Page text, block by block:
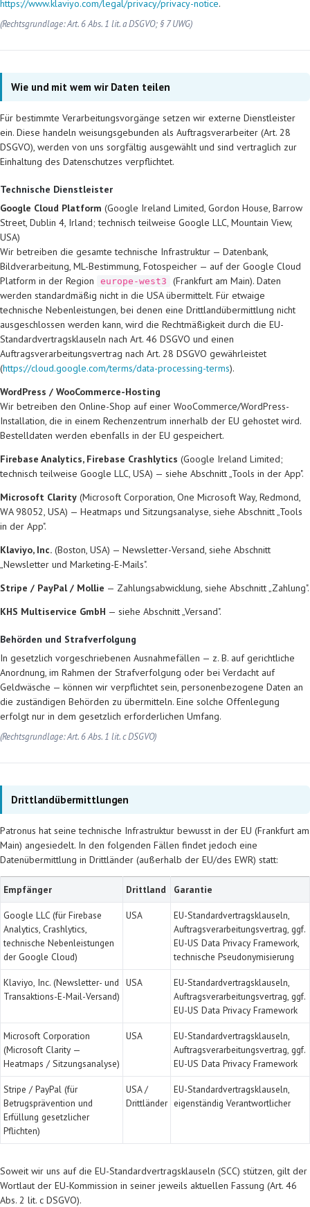
https://www.klaviyo.com/legal/privacy/privacy-notice.
(Rechtsgrundlage: Art. 6 Abs. 1 lit. a DSGVO; § 7 UWG)
Wie und mit wem wir Daten teilen
Für bestimmte Verarbeitungsvorgänge setzen wir externe Dienstleister
ein. Diese handeln weisungsgebunden als Auftragsverarbeiter (Art. 28
DSGVO), werden von uns sorgfältig ausgewählt und sind vertraglich zur
Einhaltung des Datenschutzes verpflichtet.
Technische Dienstleister
Google Cloud Platform (Google Ireland Limited, Gordon House, Barrow
Street, Dublin 4, Irland; technisch teilweise Google LLC, Mountain View,
USA)
Wir betreiben die gesamte technische Infrastruktur — Datenbank,
Bildverarbeitung, ML-Bestimmung, Fotospeicher — auf der Google Cloud
Platform in der Region
europe-west3
(Frankfurt am Main). Daten
werden standardmäßig nicht in die USA übermittelt. Für etwaige
technische Nebenleistungen, bei denen eine Drittlandübermittlung nicht
ausgeschlossen werden kann, wird die Rechtmäßigkeit durch die EU-
Standardvertragsklauseln nach Art. 46 DSGVO und einen
Auftragsverarbeitungsvertrag nach Art. 28 DSGVO gewährleistet
(https://cloud.google.com/terms/data-processing-terms).
WordPress / WooCommerce-Hosting
Wir betreiben den Online-Shop auf einer WooCommerce/WordPress-
Installation, die in einem Rechenzentrum innerhalb der EU gehostet wird.
Bestelldaten werden ebenfalls in der EU gespeichert.
Firebase Analytics, Firebase Crashlytics (Google Ireland Limited;
technisch teilweise Google LLC, USA) — siehe Abschnitt „Tools in der App".
Microsoft Clarity (Microsoft Corporation, One Microsoft Way, Redmond,
WA 98052, USA) — Heatmaps und Sitzungsanalyse, siehe Abschnitt „Tools
in der App".
Klaviyo, Inc. (Boston, USA) — Newsletter-Versand, siehe Abschnitt
„Newsletter und Marketing-E-Mails".
Stripe / PayPal / Mollie — Zahlungsabwicklung, siehe Abschnitt „Zahlung".
KHS Multiservice GmbH — siehe Abschnitt „Versand".
Behörden und Strafverfolgung
In gesetzlich vorgeschriebenen Ausnahmefällen — z. B. auf gerichtliche
Anordnung, im Rahmen der Strafverfolgung oder bei Verdacht auf
Geldwäsche — können wir verpflichtet sein, personenbezogene Daten an
die zuständigen Behörden zu übermitteln. Eine solche Offenlegung
erfolgt nur in dem gesetzlich erforderlichen Umfang.
(Rechtsgrundlage: Art. 6 Abs. 1 lit. c DSGVO)
Drittlandübermittlungen
Patronus hat seine technische Infrastruktur bewusst in der EU (Frankfurt am
Main) angesiedelt. In den folgenden Fällen findet jedoch eine
Datenübermittlung in Drittländer (außerhalb der EU/des EWR) statt:
Empfänger Drittland Garantie
Google LLC (für Firebase
Analytics, Crashlytics,
technische Nebenleistungen
der Google Cloud)
USA
EU-Standardvertragsklauseln,
Auftragsverarbeitungsvertrag, ggf.
EU-US Data Privacy Framework,
technische Pseudonymisierung
Klaviyo, Inc. (Newsletter- und
Transaktions-E-Mail-Versand)
USA
EU-Standardvertragsklauseln,
Auftragsverarbeitungsvertrag, ggf.
EU-US Data Privacy Framework
Microsoft Corporation
(Microsoft Clarity —
Heatmaps / Sitzungsanalyse)
USA
EU-Standardvertragsklauseln,
Auftragsverarbeitungsvertrag, ggf.
EU-US Data Privacy Framework
Stripe / PayPal (für
Betrugsprävention und
Erfüllung gesetzlicher
Pflichten)
USA /
Drittländer
EU-Standardvertragsklauseln,
eigenständig Verantwortlicher
Soweit wir uns auf die EU-Standardvertragsklauseln (SCC) stützen, gilt der
Wortlaut der EU-Kommission in seiner jeweils aktuellen Fassung (Art. 46
Abs. 2 lit. c DSGVO).